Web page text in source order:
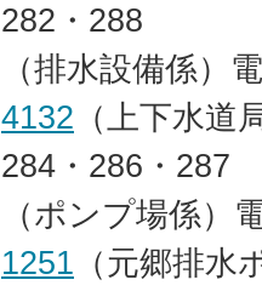
282・288
（排水設備係）
4132 （上下水道
284・286・287
（ポンプ場係）
1251 （元郷排水